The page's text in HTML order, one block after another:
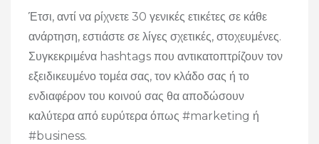
Έτσι, αντί να ρίχνετε 30 γενικές ετικέτες σε κάθε
ανάρτηση, εστιάστε σε λίγες σχετικές, στοχευμένες.
Συγκεκριμένα hashtags που αντικατοπτρίζουν τον
εξειδικευμένο τομέα σας, τον κλάδο σας ή το
ενδιαφέρον του κοινού σας θα αποδώσουν
καλύτερα από ευρύτερα όπως #marketing ή
#business.